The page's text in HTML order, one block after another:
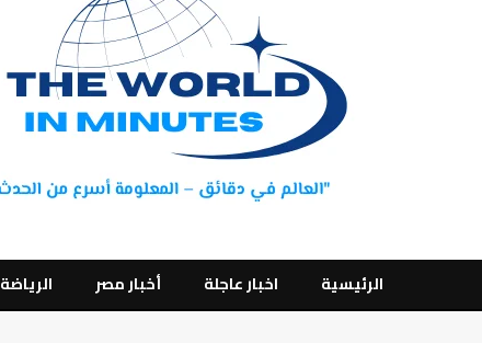
الرئيسية اخبار عاجلة أخبار مصر الرياضة